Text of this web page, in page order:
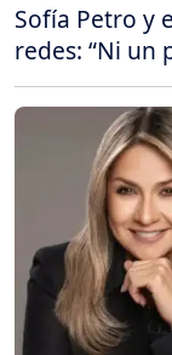
Sofía Petro y
redes: “Ni un